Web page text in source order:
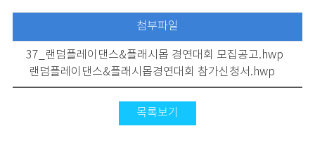
첨부파일
37_랜덤플레이댄스&플래시몹 경연대회 모집공고.hwp
랜덤플레이댄스&플래시몹경연대회 참가신청서.hwp
목록보기